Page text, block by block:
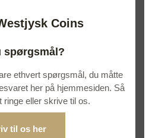
Coins
spørgsmål?
ethvert spørgsmål, du måtte
her på hjemmesiden. Så
ringe eller skrive til os.
til os her